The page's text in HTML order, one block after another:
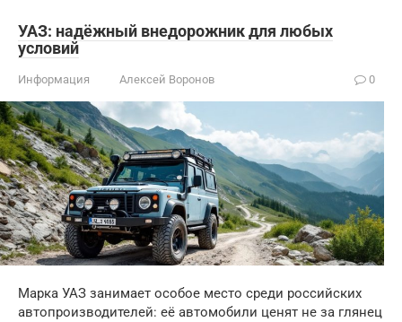
УАЗ: надёжный внедорожник для любых
условий
Информация Алексей Воронов 0
Марка УАЗ занимает особое место среди российских
автопроизводителей: её автомобили ценят не за глянец